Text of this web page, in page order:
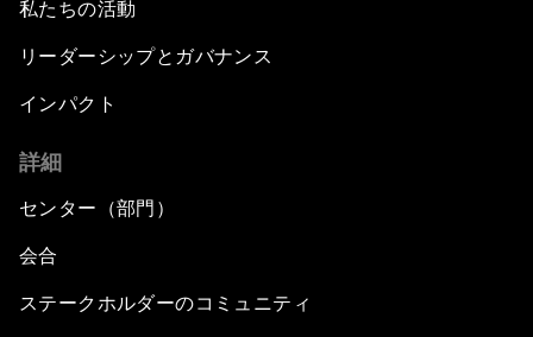
私たちの活動
リーダーシップとガバナンス
インパクト
詳細
センター（部門）
会合
ステークホルダーのコミュニティ